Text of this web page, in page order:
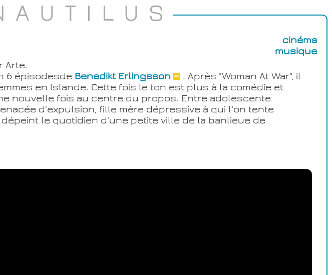
cinéma
musique
Arte.
6 épisodesde Benedikt Erlingsson
. Après "Woman At War", il
en Islande. Cette fois le ton est plus à la comédie et
nouvelle fois au centre du propos. Entre adolescente
d'expulsion, fille mère dépressive à qui l'on tente
le quotidien d'une petite ville de la banlieue de